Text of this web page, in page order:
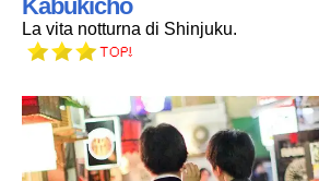
Kabukicho
La vita notturna di Shinjuku.